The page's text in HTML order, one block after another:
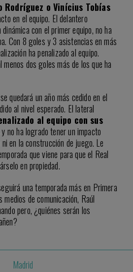
Rodríguez o Vinícius Tobías
en el equipo. El delantero
con el primer equipo, no ha
Con 8 goles y 3 asistencias en más
ha penalizado al equipo.
menos dos goles más de los que ha
quedará un año más cedido en el
al nivel esperado. El lateral
al equipo con sus
y no ha logrado tener un impacto
en la construcción de juego. Le
que viene para que el Real
en propiedad.
una temporada más en Primera
medios de comunicación, Raúl
pero, ¿quiénes serán los
Madrid